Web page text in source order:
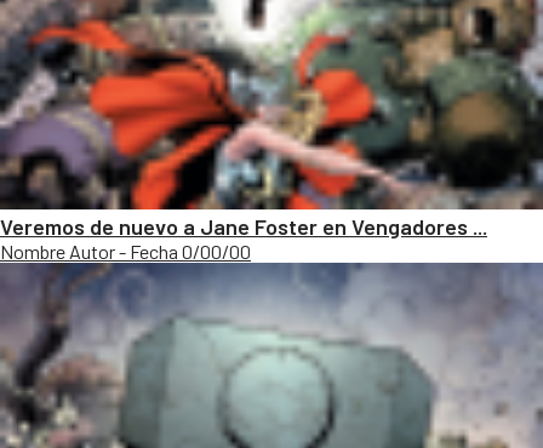
Veremos de nuevo a Jane Foster en Vengadores ...
Nombre Autor - Fecha 0/00/00